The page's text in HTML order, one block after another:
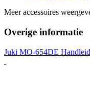
Meer accessoires
Overige informatie
Juki MO-654DE